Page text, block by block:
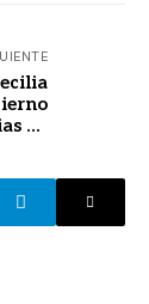
de